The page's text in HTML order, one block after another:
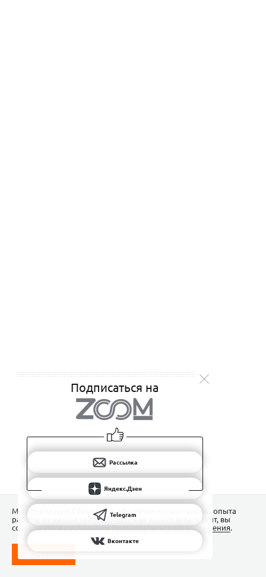
Подписаться на
Рассылка
Яндекс.Дзен
Telegram
Вконтакте
Мы используем Сookies для обеспечения наилучшего опыта
работы на нашем сайте. Продолжая использовать сайт, вы
соглашаетесь с условиямиПользовательского соглашения.
ПОНЯТНО